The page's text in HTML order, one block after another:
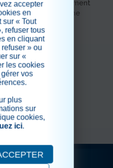
un beau moment
la joie et la bonne
accepter
en
sur « Tout
refuser tous
en cliquant
» ou
sur «
les cookies
vos
plus
sur
cookies,
ici.